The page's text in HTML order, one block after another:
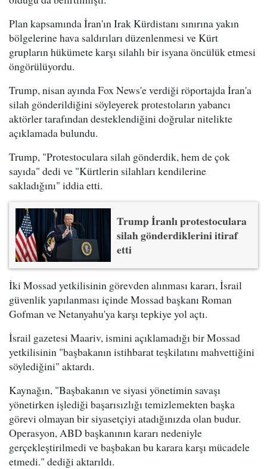
Plan kapsamında İran'ın Irak Kürdistanı sınırına yakın
bölgelerine hava saldırıları düzenlenmesi ve Kürt
grupların hükümete karşı silahlı bir isyana öncülük etmesi
öngörülüyordu.
Trump, nisan ayında Fox News'e verdiği röportajda İran'a
silah gönderildiğini söyleyerek protestoların yabancı
aktörler tarafından desteklendiğini doğrular nitelikte
açıklamada bulundu.
Trump, "Protestoculara silah gönderdik, hem de çok
sayıda" dedi ve "Kürtlerin silahları kendilerine
sakladığını" iddia etti.
Trump İranlı protestoculara
silah gönderdiklerini itiraf
etti
İki Mossad yetkilisinin görevden alınması kararı, İsrail
güvenlik yapılanması içinde Mossad başkanı Roman
Gofman ve Netanyahu'ya karşı tepkiye yol açtı.
İsrail gazetesi Maariv, ismini açıklamadığı bir Mossad
yetkilisinin "başbakanın istihbarat teşkilatını mahvettiğini
söylediğini" aktardı.
Kaynağın, "Başbakanın ve siyasi yönetimin savaşı
yönetirken işlediği başarısızlığı temizlemekten başka
görevi olmayan bir siyasetçiyi atadığınızda olan budur.
Operasyon, ABD başkanının kararı nedeniyle
gerçekleştirilmedi ve başbakan bu karara karşı mücadele
etmedi." dediği aktarıldı.